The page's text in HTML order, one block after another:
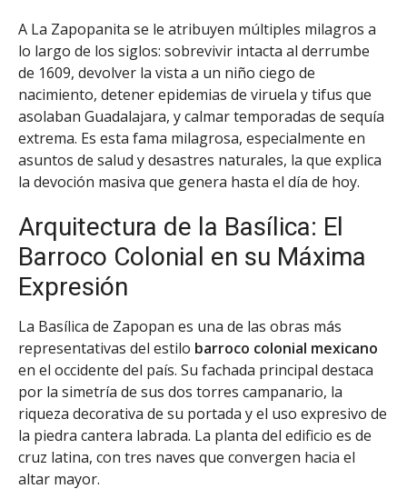
A La Zapopanita se le atribuyen múltiples milagros a
lo largo de los siglos: sobrevivir intacta al derrumbe
de 1609, devolver la vista a un niño ciego de
nacimiento, detener epidemias de viruela y tifus que
asolaban Guadalajara, y calmar temporadas de sequía
extrema. Es esta fama milagrosa, especialmente en
asuntos de salud y desastres naturales, la que explica
la devoción masiva que genera hasta el día de hoy.
Arquitectura de la Basílica: El
Barroco Colonial en su Máxima
Expresión
La Basílica de Zapopan es una de las obras más
representativas del estilo barroco colonial mexicano
en el occidente del país. Su fachada principal destaca
por la simetría de sus dos torres campanario, la
riqueza decorativa de su portada y el uso expresivo de
la piedra cantera labrada. La planta del edificio es de
cruz latina, con tres naves que convergen hacia el
altar mayor.